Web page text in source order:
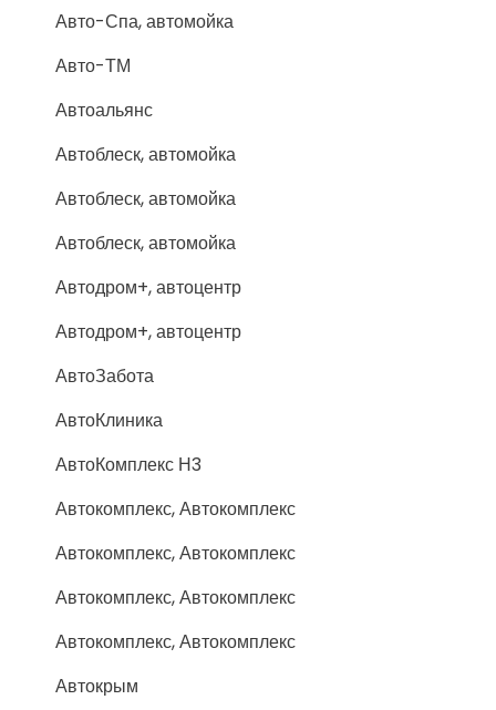
Авто-Спа, автомойка
Авто-ТМ
Автоальянс
Автоблеск, автомойка
Автоблеск, автомойка
Автоблеск, автомойка
Автодром+, автоцентр
Автодром+, автоцентр
АвтоЗабота
АвтоКлиника
АвтоКомплекс Н3
Автокомплекс, Автокомплекс
Автокомплекс, Автокомплекс
Автокомплекс, Автокомплекс
Автокомплекс, Автокомплекс
Автокрым